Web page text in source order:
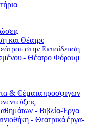
και Θέατρο
στην Εκπαίδευση
- Θέατρο Φόρουμ
& Θέματα προσφύγων
- Βιβλία-Έργα
- Θεατρικά έργα-